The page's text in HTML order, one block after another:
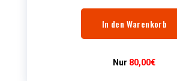
In den Warenkorb
Nur 80,00€